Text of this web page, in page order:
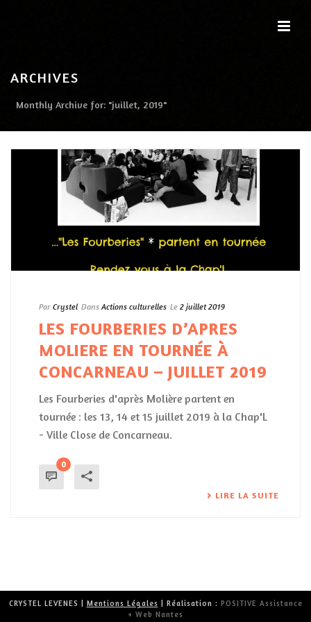
ARCHIVES
Monthly Archive for: "juillet, 2019"
Par Crystel Dans Actions culturelles Le 2 juillet 2019
LES FOURBERIES D’APRES
MOLIERE EN TOURNÉE À
CONCARNEAU – JUILLET 2019
Les Fourberies d'après Molière partent en
tournée : les 13, 14 et 15 juillet 2019 à la Chap'L
- Ville Close de Concarneau.
0
LIRE LA SUITE
CRYSTEL LEVENES | Mentions Légales | Réalisation : POSITIVE Assistance
+ Web Nantes